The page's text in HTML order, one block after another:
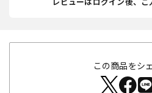
この商品をシ